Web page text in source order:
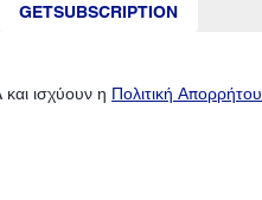
GETSUBSCRIPTION
ισχύουν η Πολιτική Απορρήτου